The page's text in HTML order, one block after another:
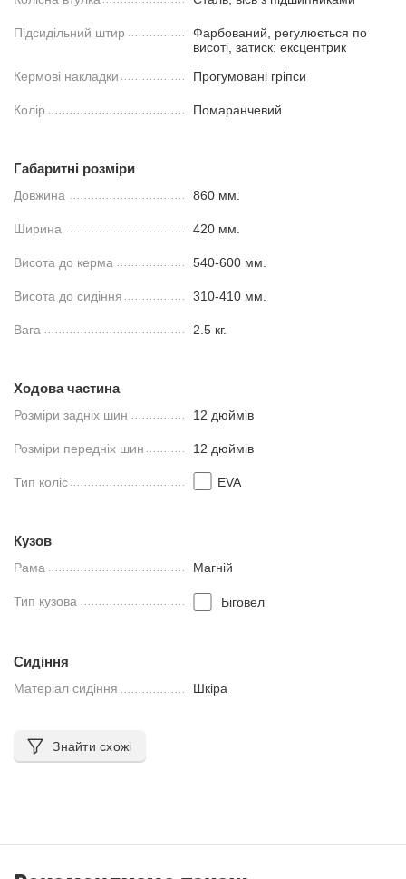
Підсидільний штир
Фарбований, регулюється по
висоті, затиск: ексцентрик
Кермові накладки
Прогумовані гріпси
Колір Помаранчевий
Габаритні розміри
Довжина 860 мм.
Ширина 420 мм.
Висота до керма 540-600 мм.
Висота до сидіння 310-410 мм.
Вага 2.5 кг.
Ходова частина
Розміри задніх шин 12 дюймів
Розміри передніх шин 12 дюймів
Тип коліс EVA
Кузов
Рама Магній
Тип кузова Біговел
Сидіння
Матеріал сидіння Шкіра
Знайти схожі